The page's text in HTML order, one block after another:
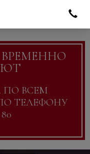
ПО ВСЕМ
ТЕЛЕФОНУ